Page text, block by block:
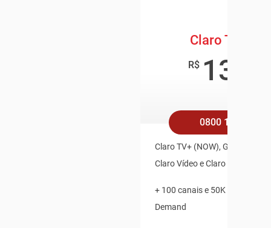
Claro TV+
R$ 139
0800 158 4545
Claro TV+ (NOW), Globoplay,
Claro Vídeo e Claro Música
+ 100 canais e 50K de
Demand